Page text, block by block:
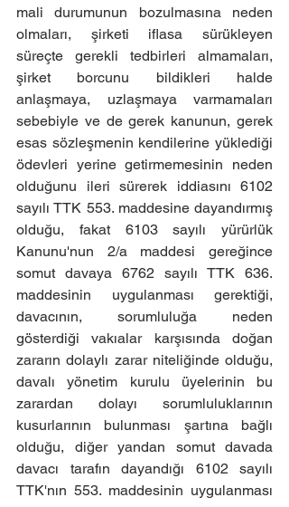
mali durumunun bozulmasına neden
olmaları, şirketi iflasa sürükleyen
süreçte gerekli tedbirleri almamaları,
şirket borcunu bildikleri halde
anlaşmaya, uzlaşmaya varmamaları
sebebiyle ve de gerek kanunun, gerek
esas sözleşmenin kendilerine yüklediği
ödevleri yerine getirmemesinin neden
olduğunu ileri sürerek iddiasını 6102
sayılı TTK 553. maddesine dayandırmış
olduğu, fakat 6103 sayılı yürürlük
Kanunu'nun 2/a maddesi gereğince
somut davaya 6762 sayılı TTK 636.
maddesinin uygulanması gerektiği,
davacının, sorumluluğa neden
gösterdiği vakıalar karşısında doğan
zararın dolaylı zarar niteliğinde olduğu,
davalı yönetim kurulu üyelerinin bu
zarardan dolayı sorumluluklarının
kusurlarının bulunması şartına bağlı
olduğu, diğer yandan somut davada
davacı tarafın dayandığı 6102 sayılı
TTK'nın 553. maddesinin uygulanması